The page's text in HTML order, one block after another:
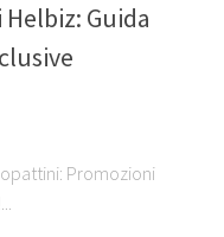
Guida
Promozioni